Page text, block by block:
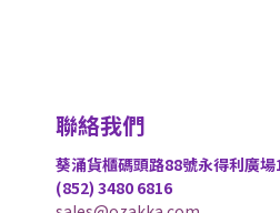
聯絡我們
葵涌貨櫃碼頭路88號永得利廣
(852) 3480 6816